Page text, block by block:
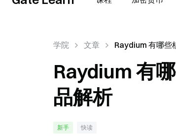
学院 文章
Raydium 有哪些
Raydium 有
品解析
新手 快读